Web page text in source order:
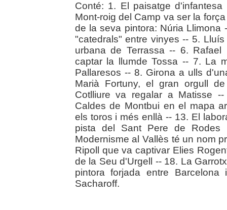
Conté: 1. El paisatge
Mont-roig del Camp va ser la
de la seva pintora: Núria Llimona
"catedrals" entre vinyes -- 5.
urbana de Terrassa -- 6.
captar la llumde Tossa -- 7. La
Pallaresos -- 8. Girona a ulls
Marià Fortuny, el gran orgull
Cotlliure va regalar a Matisse
Caldes de Montbui en el mapa
els toros i més enllà -- 13. El
pista del Sant Pere de
Modernisme al Vallès té un nom
Ripoll que va captivar Elies
de la Seu d'Urgell -- 18. La
pintora forjada entre
Sacharoff.